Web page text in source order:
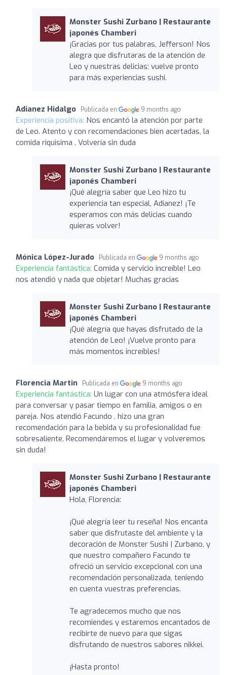
Monster Sushi Zurbano | Restaurante
japonés Chamberi
¡Gracias por tus palabras, Jefferson! Nos
alegra que disfrutaras de la atención de
Leo y nuestras delicias; vuelve pronto
para más experiencias sushi.
Adianez Hidalgo Publicada en 9 months ago
Experiencia positiva: Nos encantó la atención por parte
de Leo. Atento y con recomendaciones bien acertadas, la
comida riquisima . Volvería sin duda
Monster Sushi Zurbano | Restaurante
japonés Chamberi
¡Qué alegría saber que Leo hizo tu
experiencia tan especial, Adianez! ¡Te
esperamos con más delicias cuando
quieras volver!
Mónica López-Jurado Publicada en 9 months ago
Experiencia fantástica: Comida y servicio increíble! Leo
nos atendió y nada que objetar! Muchas gracias
Monster Sushi Zurbano | Restaurante
japonés Chamberi
¡Qué alegría que hayas disfrutado de la
atención de Leo! ¡Vuelve pronto para
más momentos increíbles!
Florencia Martin Publicada en 9 months ago
Experiencia fantástica: Un lugar con una atmósfera ideal
para conversar y pasar tiempo en familia, amigos o en
pareja. Nos atendió Facundo , hizo una gran
recomendación para la bebida y su profesionalidad fue
sobresaliente. Recomendáremos el lugar y volveremos
sin duda!
Monster Sushi Zurbano | Restaurante
japonés Chamberi
Hola, Florencia:
¡Qué alegría leer tu reseña! Nos encanta
saber que disfrutaste del ambiente y la
decoración de Monster Sushi | Zurbano, y
que nuestro compañero Facundo te
ofreció un servicio excepcional con una
recomendación personalizada, teniendo
en cuenta vuestras preferencias.
Te agradecemos mucho que nos
recomiendes y estaremos encantados de
recibirte de nuevo para que sigas
disfrutando de nuestros sabores nikkei.
¡Hasta pronto!